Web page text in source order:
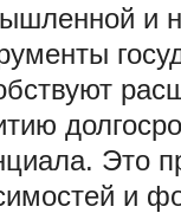
и
Это
и